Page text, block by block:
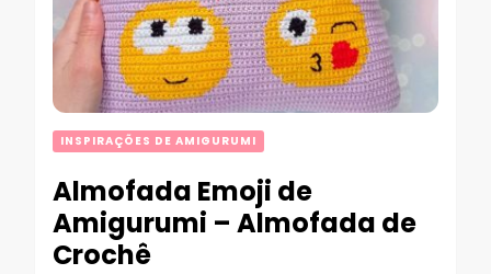
INSPIRAÇÕES DE AMIGURUMI
Almofada Emoji de
Amigurumi – Almofada de
Crochê